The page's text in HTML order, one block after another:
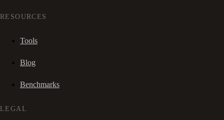
RESOURCES
Tools
Blog
Benchmarks
LEGAL